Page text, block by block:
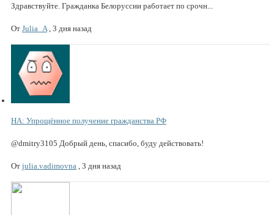
Здравствуйте. Гражданка Белоруссии работает по срочн...
От Julia_A 3 дня назад
НА: Упрощённое получение гражданства РФ
@dmitry3105 Добрый день, спасибо, буду действовать!
От julia.vadimovna 3 дня назад